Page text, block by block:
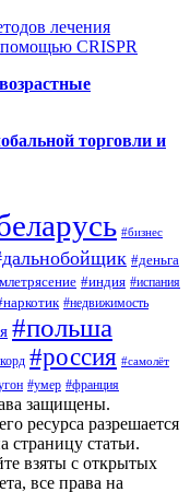
лечения
помощью CRISPR
торговли и
#бизнес
#деньга
#индия #испания
#недвижимость
#польша
#россия #самолёт
#умер #франция
защищены.
ресурса разрешается
страницу статьи.
взяты с открытых
все права на